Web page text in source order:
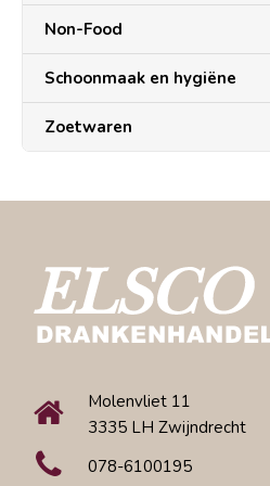
Non-Food
Schoonmaak en hygiëne
Zoetwaren
Molenvliet 11
3335 LH Zwijndrecht
078-6100195